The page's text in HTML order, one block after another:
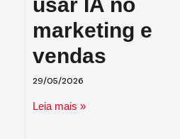
marketing e
vendas
29/05/2026
Leia mais »